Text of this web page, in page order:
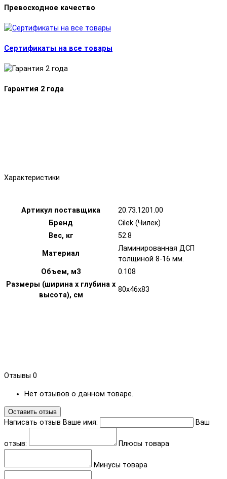
Превосходное качество
Сертификаты на все товары
Гарантия 2 года
Характеристики
Артикул поставщика
20.73.1201.00
Бренд
Cilek (Чилек)
Вес, кг
52.8
Материал
Ламинированная ДСП
толщиной 8-16 мм.
Объем, м3
0.108
Размеры (ширина х глубина х
высота), см
80х46х83
Отзывы 0
Нет отзывов о данном товаре.
Оставить отзыв
Написать отзыв Ваше имя: Ваш
отзыв: Плюсы товара
Минусы товара